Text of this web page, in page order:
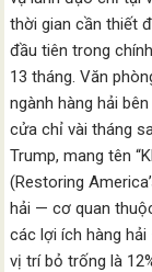
thời gian cần thiết
đầu tiên trong
13 tháng. Văn
ngành hàng hải
cửa chỉ vài tháng
Trump, mang tên
(Restoring
hải — cơ quan
các lợi ích hàng
vị trí bỏ trống là